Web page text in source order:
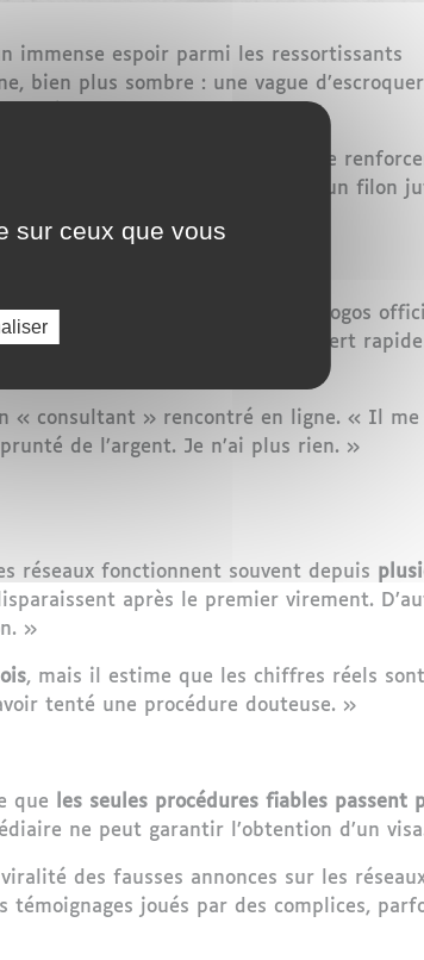
immense espoir parmi les ressortissants
bien plus sombre : une vague
, dans le cadre de sa stratégie de
ou entrepreneurs africains. Et un filon
des témoignages inventés, des logos
quelques mois
, contre un transfert rapide
« consultant » rencontré en ligne. « Il me
de l’argent. Je n’ai plus rien. »
réseaux fonctionnent souvent depuis
après le premier virement.
»
, mais il estime que les chiffres réels
tenté une procédure douteuse. »
que
les seules procédures fiables passent
ne peut garantir l’obtention d’un
des fausses annonces sur les
témoignages joués par des complices,
sur ceux que vous